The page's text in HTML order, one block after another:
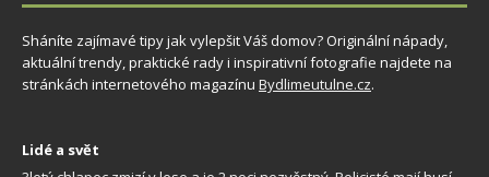
Sháníte zajímavé tipy jak vylepšit Váš domov? Originální nápady,
aktuální trendy, praktické rady i inspirativní fotografie najdete na
stránkách internetového magazínu Bydlimeutulne.cz.
Lidé a svět